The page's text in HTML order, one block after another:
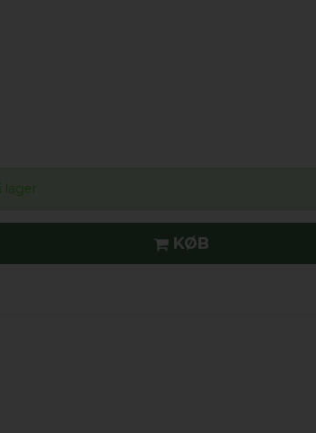
lager
KØB